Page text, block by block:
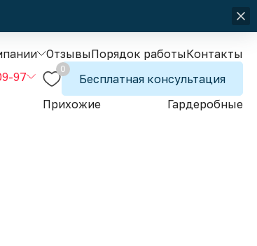
ОтзывыПорядок работыКонтакты
97
0
Бесплатная консультация
Прихожие Гардеробные